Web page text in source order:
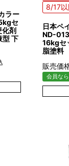
ラー
セ
化剤
型 下
8/17以
日本ペ
ND-
16kgセ
脂塗料
販売価
会員な